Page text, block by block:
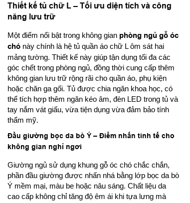
Thiết kế tủ chữ L – Tối ưu diện tích và công
năng lưu trữ
Một điểm nổi bật trong không gian phòng ngủ gỗ óc
chó này chính là hệ tủ quần áo chữ L ôm sát hai
mảng tường. Thiết kế này giúp tận dụng tối đa các
góc chết trong phòng ngủ, đồng thời cung cấp thêm
không gian lưu trữ rộng rãi cho quần áo, phụ kiện
hoặc chăn ga gối. Tủ được chia ngăn khoa học, có
thể tích hợp thêm ngăn kéo âm, đèn LED trong tủ và
tay nắm vát giấu, vừa tiện dụng vừa đảm bảo tính
thẩm mỹ.
Đầu giường bọc da bò Ý – Điểm nhấn tinh tế cho
không gian nghỉ ngơi
Giường ngủ sử dụng khung gỗ óc chó chắc chắn,
phần đầu giường được nhấn nhá bằng lớp bọc da bò
Ý mềm mại, màu be hoặc nâu sáng. Chất liệu da
cao cấp không chỉ tăng độ êm ái khi tựa lưng mà